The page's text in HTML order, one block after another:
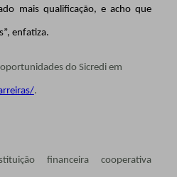
mais qualificação, e acho que
enfatiza.
do Sicredi em
.
financeira cooperativa